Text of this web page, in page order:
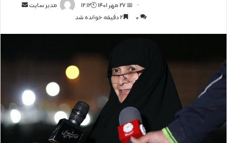
مدیر سایت
م
ی
ل
📅 27 مهر 1401 🕙12:12
0